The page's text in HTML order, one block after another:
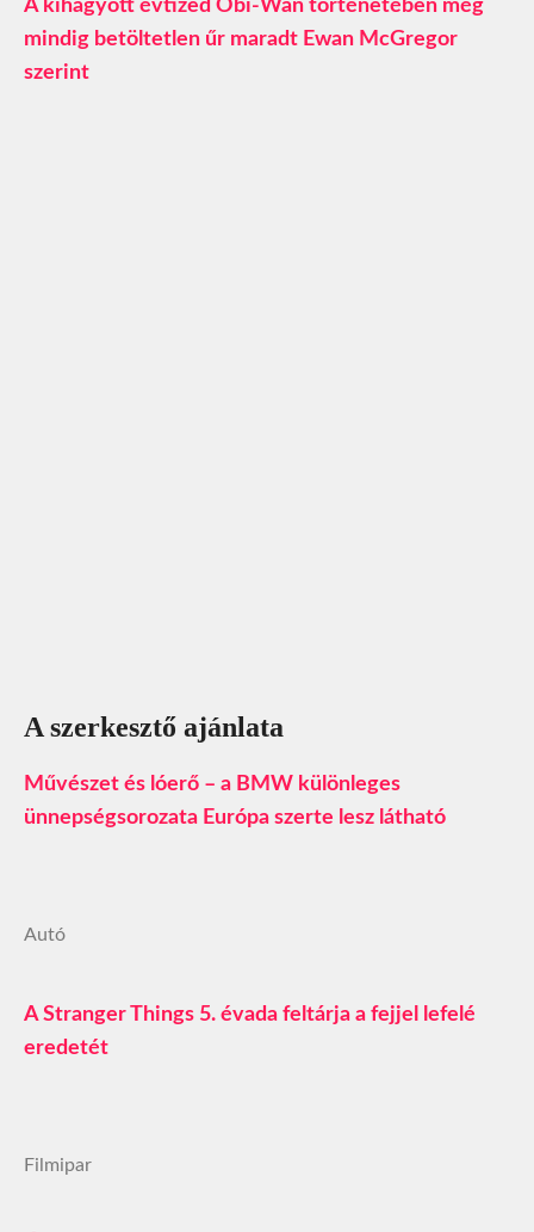
A kihagyott évtized Obi-Wan történetében még
mindig betöltetlen űr maradt Ewan McGregor
szerint
A szerkesztő ajánlata
Művészet és lóerő – a BMW különleges
ünnepségsorozata Európa szerte lesz látható
Autó
A Stranger Things 5. évada feltárja a fejjel lefelé
eredetét
Filmipar